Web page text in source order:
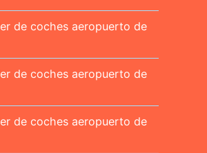
de coches aeropuerto de
de coches aeropuerto de
de coches aeropuerto de